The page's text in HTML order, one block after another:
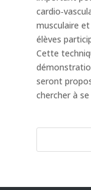
musculaire
élèves
Cette
seront
chercher à